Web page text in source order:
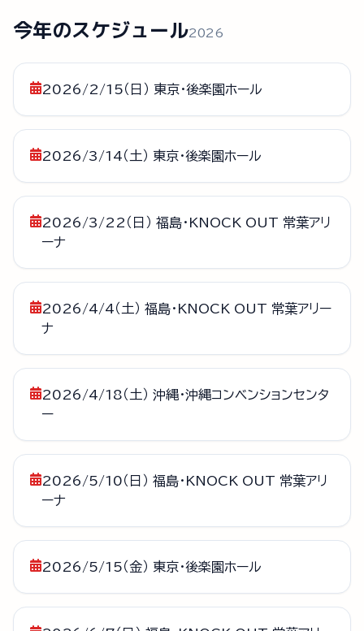
今年のスケジュール2026
2026/2/15（日） 東京・後楽園ホール
2026/3/14（土） 東京・後楽園ホール
2026/3/22（日） 福島・KNOCK OUT 常葉アリ
ーナ
2026/4/4（土） 福島・KNOCK OUT 常葉アリー
ナ
2026/4/18（土） 沖縄・沖縄コンベンションセンタ
ー
2026/5/10（日） 福島・KNOCK OUT 常葉アリ
ーナ
2026/5/15（金） 東京・後楽園ホール